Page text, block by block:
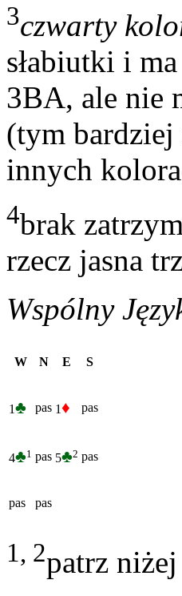
3czwarty
słabiutki i
3BA, ale nie
(tym bardziej
innych
4brak
rzecz jasna
Wspólny
W N E S
1♣ pas 1♦ pas
4♣1 pas 5♣2 pas
pas pas
1, 2patrz niżej